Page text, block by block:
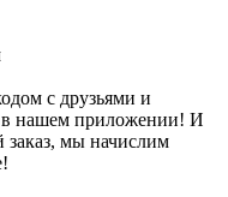
с друзьями и
в нашем приложении! И
заказ, мы начислим